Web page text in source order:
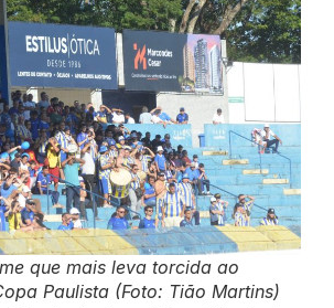
que mais leva torcida ao
Paulista (Foto: Tião Martins)